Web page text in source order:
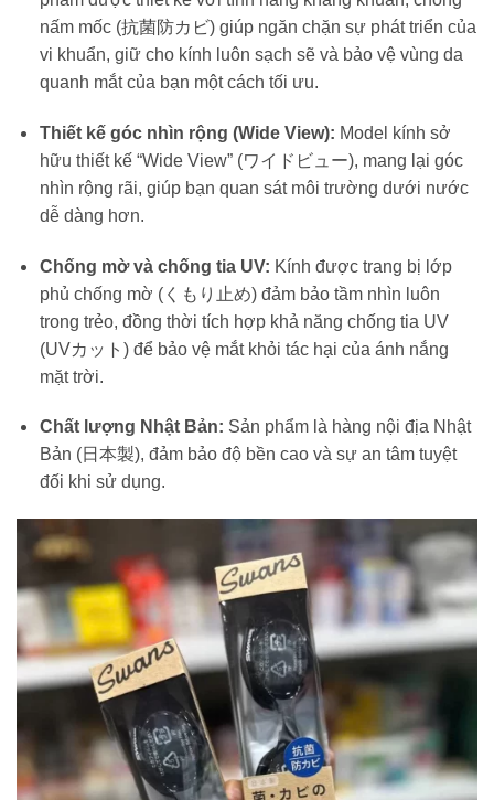
nấm mốc (抗菌防カビ) giúp ngăn chặn sự phát triển của
vi khuẩn, giữ cho kính luôn sạch sẽ và bảo vệ vùng da
quanh mắt của bạn một cách tối ưu.
Thiết kế góc nhìn rộng (Wide View): Model kính sở
hữu thiết kế “Wide View” (ワイドビュー), mang lại góc
nhìn rộng rãi, giúp bạn quan sát môi trường dưới nước
dễ dàng hơn.
Chống mờ và chống tia UV: Kính được trang bị lớp
phủ chống mờ (くもり止め) đảm bảo tầm nhìn luôn
trong trẻo, đồng thời tích hợp khả năng chống tia UV
(UVカット) để bảo vệ mắt khỏi tác hại của ánh nắng
mặt trời.
Chất lượng Nhật Bản: Sản phẩm là hàng nội địa Nhật
Bản (日本製), đảm bảo độ bền cao và sự an tâm tuyệt
đối khi sử dụng.